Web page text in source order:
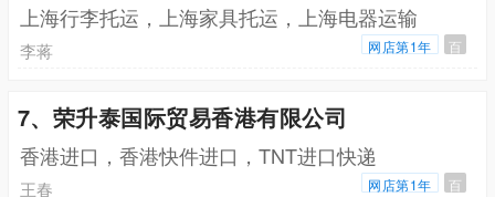
上海行李托运，上海家具托运，上海电器运输
李蒋 网店第1年 百
7、荣升泰国际贸易香港有限公司
香港进口，香港快件进口，TNT进口快递
王春 网店第1年 百